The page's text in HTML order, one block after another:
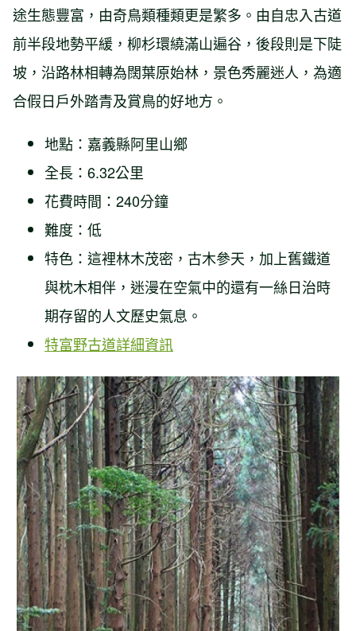
途生態豐富，由奇鳥類種類更是繁多。由自忠入古道
前半段地勢平緩，柳杉環繞滿山遍谷，後段則是下陡
坡，沿路林相轉為闊葉原始林，景色秀麗迷人，為適
合假日戶外踏青及賞鳥的好地方。
地點：嘉義縣阿里山鄉
全長：6.32公里
花費時間：240分鐘
難度：低
特色：這裡林木茂密，古木參天，加上舊鐵道
與枕木相伴，迷漫在空氣中的還有一絲日治時
期存留的人文歷史氣息。
特富野古道詳細資訊